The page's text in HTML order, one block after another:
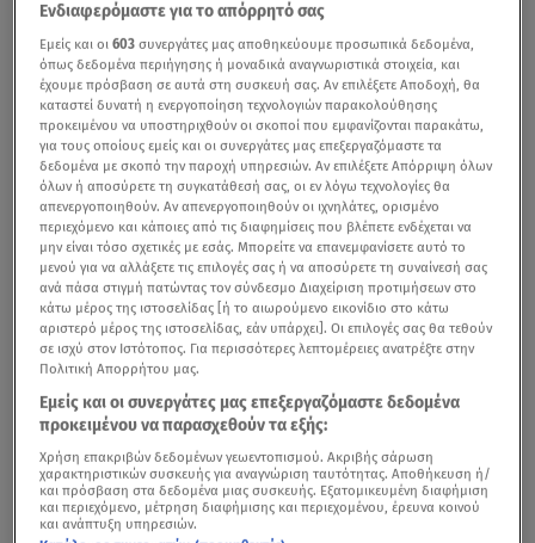
Ενδιαφερόμαστε για το απόρρητό σας
Εμείς και οι603 συνεργάτες μας αποθηκεύουμε προσωπικά δεδομένα,
όπως δεδομένα περιήγησης ή μοναδικά αναγνωριστικά στοιχεία, και
έχουμε πρόσβαση σε αυτά στη συσκευή σας. Αν επιλέξετε Αποδοχή, θα
καταστεί δυνατή η ενεργοποίηση τεχνολογιών παρακολούθησης
προκειμένου να υποστηριχθούν οι σκοποί που εμφανίζονται παρακάτω,
για τους οποίους εμείς και οι συνεργάτες μας επεξεργαζόμαστε τα
δεδομένα με σκοπό την παροχή υπηρεσιών. Αν επιλέξετε Απόρριψη όλων
όλων ή αποσύρετε τη συγκατάθεσή σας, οι εν λόγω τεχνολογίες θα
απενεργοποιηθούν. Αν απενεργοποιηθούν οι ιχνηλάτες, ορισμένο
περιεχόμενο και κάποιες από τις διαφημίσεις που βλέπετε ενδέχεται να
μην είναι τόσο σχετικές με εσάς. Μπορείτε να επανεμφανίσετε αυτό το
μενού για να αλλάξετε τις επιλογές σας ή να αποσύρετε τη συναίνεσή σας
ανά πάσα στιγμή πατώντας τον σύνδεσμο Διαχείριση προτιμήσεων στο
κάτω μέρος της ιστοσελίδας [ή το αιωρούμενο εικονίδιο στο κάτω
αριστερό μέρος της ιστοσελίδας, εάν υπάρχει]. Οι επιλογές σας θα τεθούν
σε ισχύ στον Ιστότοπος. Για περισσότερες λεπτομέρειες ανατρέξτε στην
Πολιτική Απορρήτου μας.
Εμείς και οι συνεργάτες μας επεξεργαζόμαστε δεδομένα
προκειμένου να παρασχεθούν τα εξής:
Χρήση επακριβών δεδομένων γεωεντοπισμού. Ακριβής σάρωση
χαρακτηριστικών συσκευής για αναγνώριση ταυτότητας. Αποθήκευση ή/
και πρόσβαση στα δεδομένα μιας συσκευής. Εξατομικευμένη διαφήμιση
και περιεχόμενο, μέτρηση διαφήμισης και περιεχομένου, έρευνα κοινού
και ανάπτυξη υπηρεσιών.